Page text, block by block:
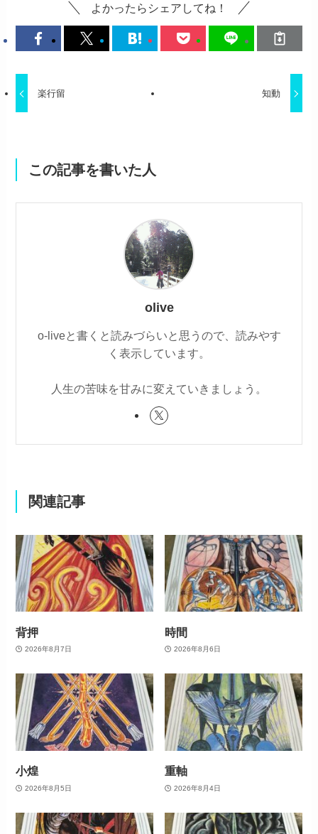
よかったらシェアしてね！
楽行留 知動
この記事を書いた人
olive
o-liveと書くと読みづらいと思うので、読みやす
く表示しています。
人生の苦味を甘みに変えていきましょう。
関連記事
背押
2026年8月7日
時間
2026年8月6日
小煌
2026年8月5日
重軸
2026年8月4日